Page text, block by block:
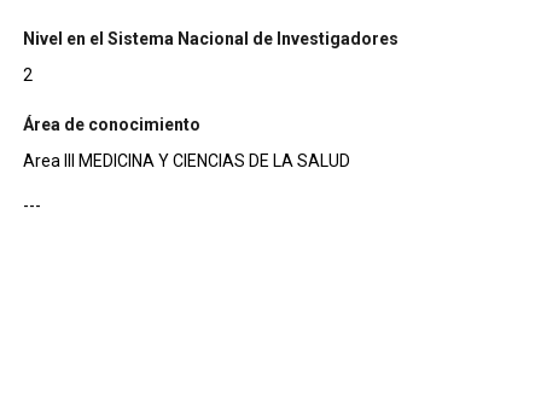
Nivel en el Sistema Nacional de Investigadores
2
Área de conocimiento
Area III MEDICINA Y CIENCIAS DE LA SALUD
---